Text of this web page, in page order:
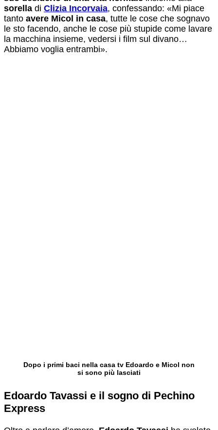
sorella di Clizia Incorvaia, confessando: «Mi piace
tanto avere Micol in casa, tutte le cose che sognavo
le sto facendo, anche le cose più stupide come lavare
la macchina insieme, vedersi i film sul divano…
Abbiamo voglia entrambi».
Dopo i primi baci nella casa tv Edoardo e Micol non
si sono più lasciati
Edoardo Tavassi e il sogno di Pechino
Express